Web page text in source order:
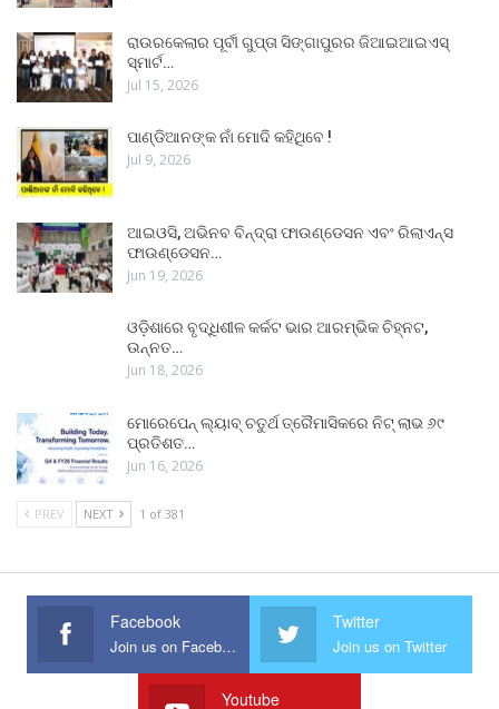
ରାଉରକେଲାର ପୂର୍ବୀ ଗୁପ୍ତା ସିଙ୍ଗାପୁରର ଜିଆଇଆଇଏସ୍
ସ୍ମାର୍ଟ…
Jul 15, 2026
ପାଣ୍ଡିଆନଙ୍କ ନାଁ ମୋଦି କହିଥିବେ !
Jul 9, 2026
ଆଇଓସି, ଅଭିନବ ବିନ୍ଦ୍ରା ଫାଉଣ୍ଡେସନ ଏବଂ ରିଲାଏନ୍ସ
ଫାଉଣ୍ଡେସନ…
Jun 19, 2026
ଓଡ଼ିଶାରେ ବୃଦ୍ଧିଶୀଳ କର୍କଟ ଭାର ଆରମ୍ଭିକ ଚିହ୍ନଟ,
ଉନ୍ନତ…
Jun 18, 2026
ମୋରେପେନ୍ ଲ୍ୟାବ୍ ଚତୁର୍ଥ ତ୍ରୈମାସିକରେ ନିଟ୍ ଲାଭ ୬୯
ପ୍ରତିଶତ…
Jun 16, 2026
PREV NEXT 1 of 381
Facebook
Join us on Facebook
Twitter
Join us on Twitter
Youtube